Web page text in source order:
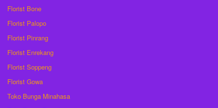
Florist Bone
Florist Palopo
Florist Pinrang
Florist Enrekang
Florist Soppeng
Florist Gowa
Toko Bunga Minahasa